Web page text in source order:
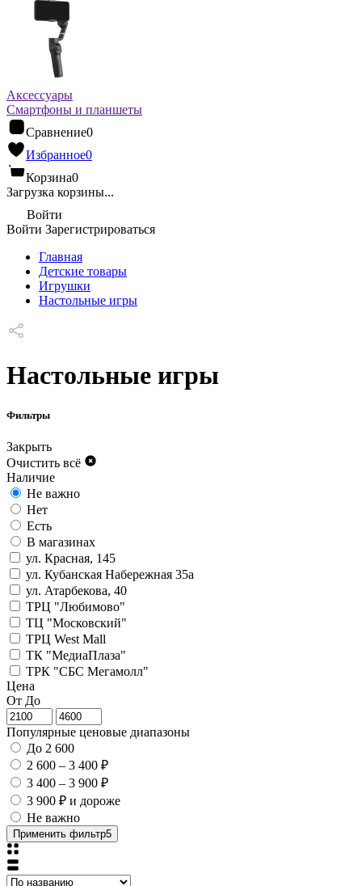
Аксессуары
Смартфоны и планшеты
Сравнение0
Избранное0
Корзина0
Загрузка корзины...
Войти
Войти Зарегистрироваться
Главная
Детские товары
Игрушки
Настольные игры
Настольные игры
Фильтры
Закрыть
Очистить всё
Наличие
Не важно
Нет
Есть
В магазинах
ул. Красная, 145
ул. Кубанская Набережная 35а
ул. Атарбекова, 40
ТРЦ "Любимово"
ТЦ "Московский"
ТРЦ West Mall
ТК "МедиаПлаза"
ТРК "СБС Мегамолл"
Цена
От До
Популярные ценовые диапазоны
До 2 600
2 600 – 3 400 ₽
3 400 – 3 900 ₽
3 900 ₽ и дороже
Не важно
Применить фильтр5